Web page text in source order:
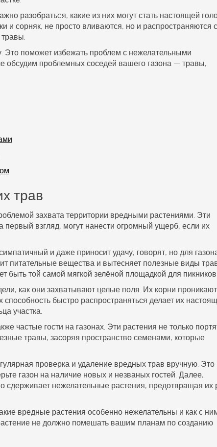
разобратьcя, какие из них могут стать настоящей
и сорняк, не просто вливаются, но и распространяются с
Это поможет избежать проблем с нежелательными
обсудим проблемных соседей вашего газона — травы,
трав
захвата территории вредными растениями. Эти
первый взгляд, могут нанести огромный ущерб, если их
и даже приносит удачу, говорят, но для
питательные вещества и вытесняет полезные виды
быть той самой мягкой зелёной площадкой для пикников.
как они захватывают целые поля. Их корни проникают
способность быстро распространяться делает их
участка.
частые гости на газонах . Эти растения не только
травы, засоряя пространство семенами, которые
проверка и удаление вредных трав вручную. Это
газон на наличие новых и незваных гостей. Далее,
сдерживает нежелательные растения, предотвращая их
вредные растения особенно нежелательны и как с
не должно помешать вашим планам по созданию